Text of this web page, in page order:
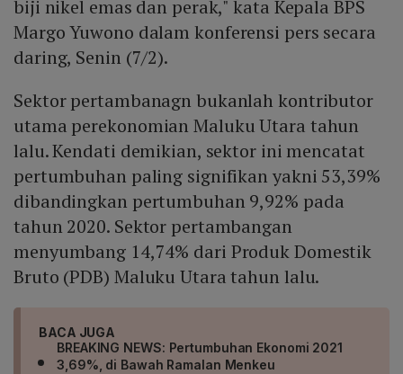
biji nikel emas dan perak," kata Kepala BPS
Margo Yuwono dalam konferensi pers secara
daring, Senin (7/2).
Sektor pertambanagn bukanlah kontributor
utama perekonomian Maluku Utara tahun
lalu. Kendati demikian, sektor ini mencatat
pertumbuhan paling signifikan yakni 53,39%
dibandingkan pertumbuhan 9,92% pada
tahun 2020. Sektor pertambangan
menyumbang 14,74% dari Produk Domestik
Bruto (PDB) Maluku Utara tahun lalu.
BACA JUGA
BREAKING NEWS: Pertumbuhan Ekonomi 2021
3,69%, di Bawah Ramalan Menkeu